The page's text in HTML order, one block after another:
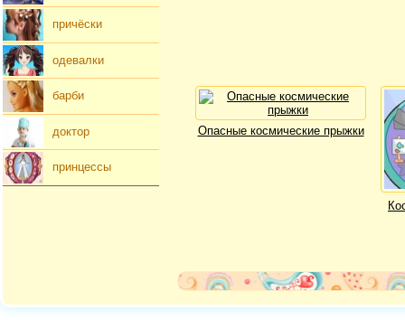
Опасные космические прыжки
причёски
одевалки
барби
доктор
принцессы